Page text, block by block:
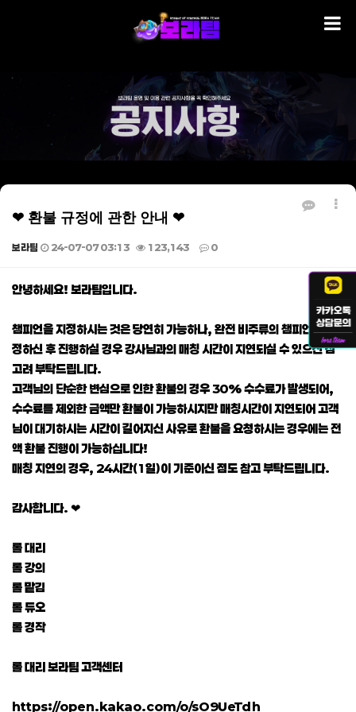
❤ 환불 규정에 관한 안내 ❤
보라팀 24-07-07 03:13 123,143 0
본문
안녕하세요! 보라팀입니다.
챔피언을 지정하시는 것은 당연히 가능하나, 완전 비주류의 챔피언을 지
정하신 후 진행하실 경우 강사님과의 매칭 시간이 지연되실 수 있으신 점
고려 부탁드립니다.
고객님의 단순한 변심으로 인한 환불의 경우 30% 수수료가 발생되어,
수수료를 제외한 금액만 환불이 가능하시지만 매칭시간이 지연되어 고객
님이 대기하시는 시간이 길어지신 사유로 환불을 요청하시는 경우에는 전
액 환불 진행이 가능하십니다!
매칭 지연의 경우, 24시간(1일)이 기준이신 점도 참고 부탁드립니다.
감사합니다. ❤
롤 대리
롤 강의
롤 맡김
롤 듀오
롤 경작
롤 대리 보라팀 고객센터
https://open.kakao.com/o/sO9UeTdh